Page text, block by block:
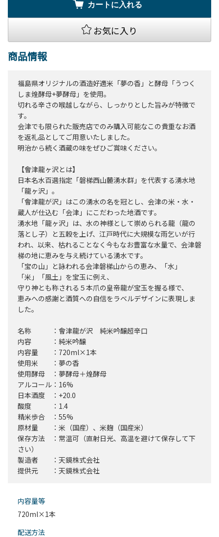
カートに入れる
お気に入り
商品情報
福島県オリジナルの酒造好適米「夢の香」と酵母「うつく
しま煌酵母+夢酵母」を使用。
切れる辛さの喉越しながら、しっかりとした旨みが特徴で
す。
会津でも限られた販売店でのみ購入可能なこの貴重なお酒
を返礼品としてご用意いたしました。
明治から続く酒蔵の味をぜひご賞味ください。
【會津龍ヶ沢とは】
日本名水百選指定「磐梯西山麓湧水群」を代表する湧水地
「龍ヶ沢」。
「會津龍が沢」はこの湧水の名を冠とし、会津の米・水・
蔵人が仕込む「会津」にこだわった地酒です。
湧水地「龍ヶ沢」は、水の神様として崇められる龍（龍の
落とし子）と五穀を上げ、江戸時代に大規模な雨乞いが行
われ、以来、枯れることなく今もなお豊富な水量で、会津磐
梯の地に恵みを与え続けている湧水です。
「宝の山」と詠われる会津磐梯山からの恵み、「水」
「米」「風土」を宝玉に例え、
守り神とも称される５本爪の皇帝龍が宝玉を握る様で、
恵みへの感謝と酒質への自信をラベルデザインに表現しま
した。
名称 ：會津龍が沢 純米吟醸超辛口
内容 ：純米吟醸
内容量 ：720ml×1本
使用米 ：夢の香
使用酵母 ：夢酵母＋煌酵母
アルコール：16%
日本酒度 ：+20.0
酸度 ：1.4
精米歩合 ：55%
原材量 ：米（国産）、米麹（国産米）
保存方法 ：常温可（直射日光、高温を避けて保存して下
さい）
製造者 ：天鏡株式会社
提供元 ：天鏡株式会社
内容量等
720ml×1本
配送⽅法